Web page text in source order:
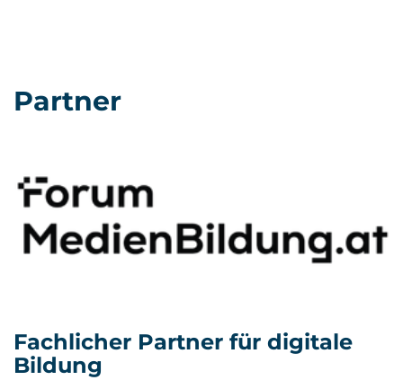
Partner
Fachlicher Partner für digitale
Bildung